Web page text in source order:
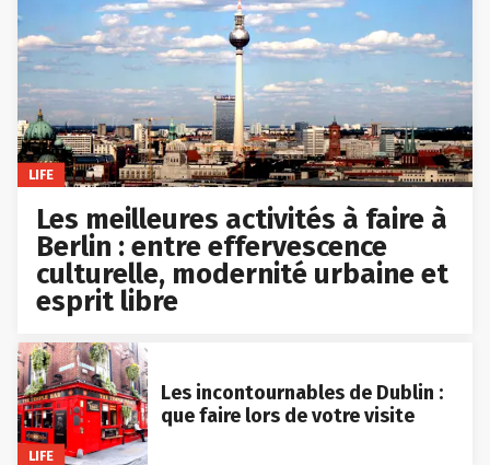
LIFE
Les meilleures activités à faire à
Berlin : entre effervescence
culturelle, modernité urbaine et
esprit libre
LIFE
Les incontournables de Dublin :
que faire lors de votre visite